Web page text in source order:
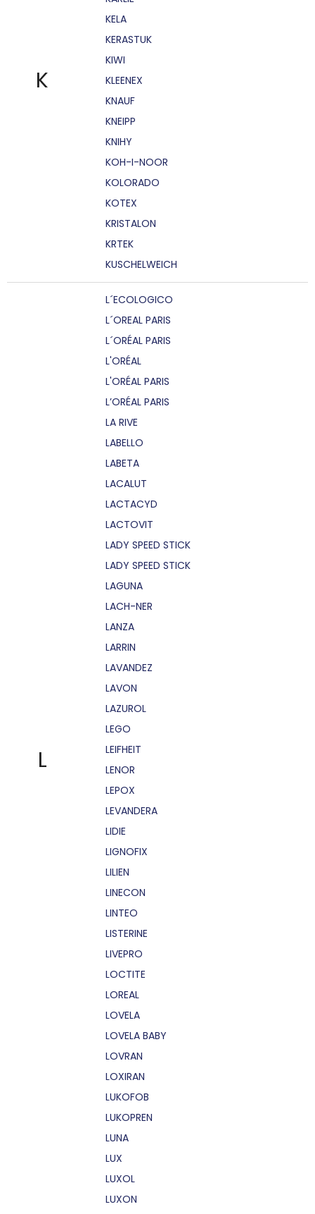
K
KELA
KERASTUK
KIWI
KLEENEX
KNAUF
KNEIPP
KNIHY
KOH-I-NOOR
KOLORADO
KOTEX
KRISTALON
KRTEK
KUSCHELWEICH
L
L´ECOLOGICO
L´OREAL PARIS
L´ORÉAL PARIS
L'ORÉAL
L'ORÉAL PARIS
L’ORÉAL PARIS
LA RIVE
LABELLO
LABETA
LACALUT
LACTACYD
LACTOVIT
LADY SPEED STICK
LADY SPEED STICK
LAGUNA
LACH-NER
LANZA
LARRIN
LAVANDEZ
LAVON
LAZUROL
LEGO
LEIFHEIT
LENOR
LEPOX
LEVANDERA
LIDIE
LIGNOFIX
LILIEN
LINECON
LINTEO
LISTERINE
LIVEPRO
LOCTITE
LOREAL
LOVELA
LOVELA BABY
LOVRAN
LOXIRAN
LUKOFOB
LUKOPREN
LUNA
LUX
LUXOL
LUXON